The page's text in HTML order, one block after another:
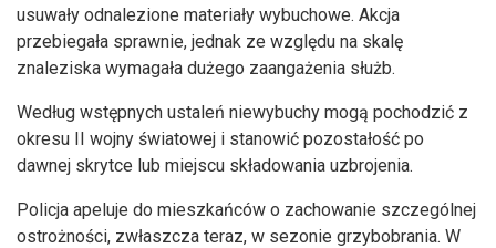
usuwały odnalezione materiały wybuchowe. Akcja
przebiegała sprawnie, jednak ze względu na skalę
znaleziska wymagała dużego zaangażenia służb.
Według wstępnych ustaleń niewybuchy mogą pochodzić z
okresu II wojny światowej i stanowić pozostałość po
dawnej skrytce lub miejscu składowania uzbrojenia.
Policja apeluje do mieszkańców o zachowanie szczególnej
ostrożności, zwłaszcza teraz, w sezonie grzybobrania. W